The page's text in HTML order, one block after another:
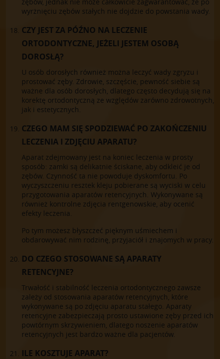
wyrżnięciu zębów stałych nie dojdzie do powstania wady.
CZY JEST ZA PÓŹNO NA LECZENIE
ORTODONTYCZNE, JEŻELI JESTEM OSOBĄ
DOROSŁĄ?
U osób dorosłych również można leczyć wady zgryzu i
prostować zęby. Zdrowie, szczęście, pewność siebie są
ważne dla osób dorosłych, dlatego często decydują się na
korektę ortodontyczną ze względów zarówno zdrowotnych,
jak i estetycznych.
CZEGO MAM SIĘ SPODZIEWAĆ PO ZAKOŃCZENIU
LECZENIA I ZDJĘCIU APARATU?
Aparat zdejmowany jest na koniec leczenia w prosty
sposób: zamki są delikatnie ściskane, aby odkleić je od
zębów. Czynność ta nie powoduje dyskomfortu. Po
wyczyszczeniu resztek kleju pobierane są wyciski w celu
przygotowania aparatów retencyjnych. Wykonywane są
również kontrolne zdjęcia rentgenowskie, aby ocenić
efekty leczenia.
Po tym możesz błyszczeć pięknym uśmiechem i
obdarowywać nim rodzinę, przyjaciół i znajomych w pracy.
DO CZEGO STOSOWANE SĄ APARATY
RETENCYJNE?
Trwałość i stabilność leczenia ortodontycznego zawsze
zależy od stosowania aparatów retencyjnych, które
wykonywane są po zdjęciu aparatu stałego. Aparaty
retencyjne zabezpieczają prosto ustawione zęby przed ich
powtórnym skrzywieniem, dlatego noszenie aparatów
retencyjnych jest bardzo ważne dla pacjentów.
ILE KOSZTUJE APARAT?